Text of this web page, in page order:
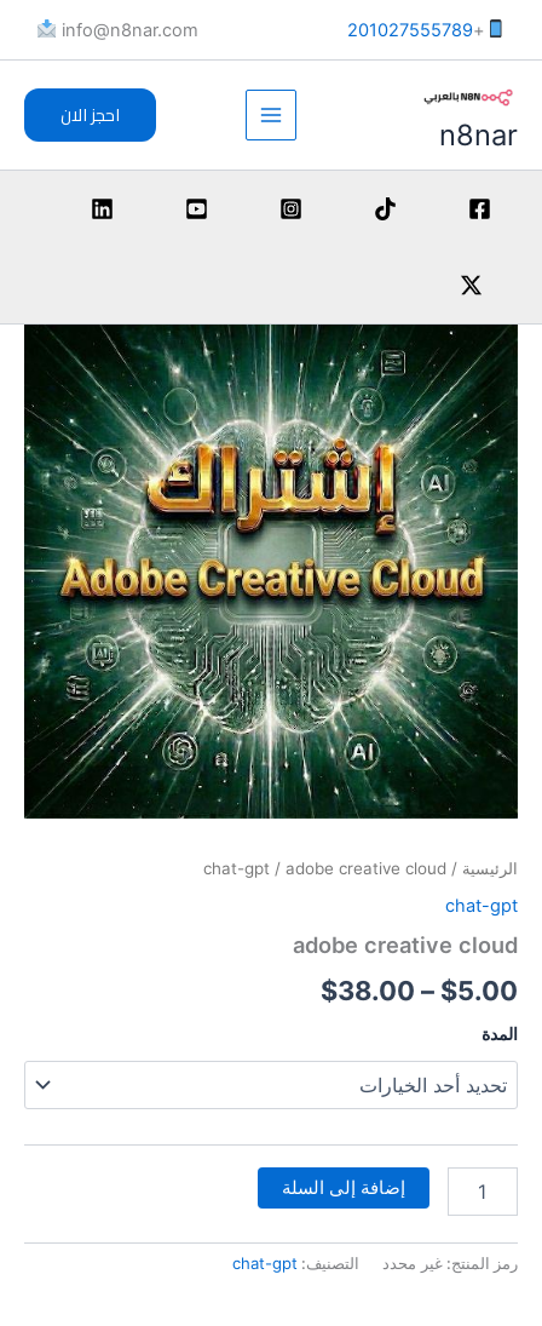
+
201027555789
info@n8nar.com​
n8nar
احجز الان
الرئيسية /
chat-gpt / adobe creative cloud
chat-gpt
adobe creative cloud
$5.00
–
$38.00
نطاق
السعر:
من
خلال
المدة
كمية
adobe
creative
cloud
إضافة إلى السلة
رمز المنتج: غير محدد التصنيف: chat-gpt